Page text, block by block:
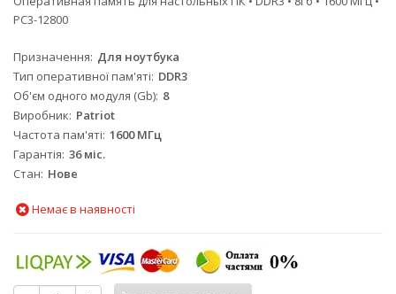
PC3-12800
Призначення Для ноутбука
Тип оперативної пам'яті DDR3
Об'єм одного модуля (Gb) 8
Виробник Patriot
Частота пам'яті 1600 МГц
Гарантія 36 міс.
Стан Нове
Немає в наявності